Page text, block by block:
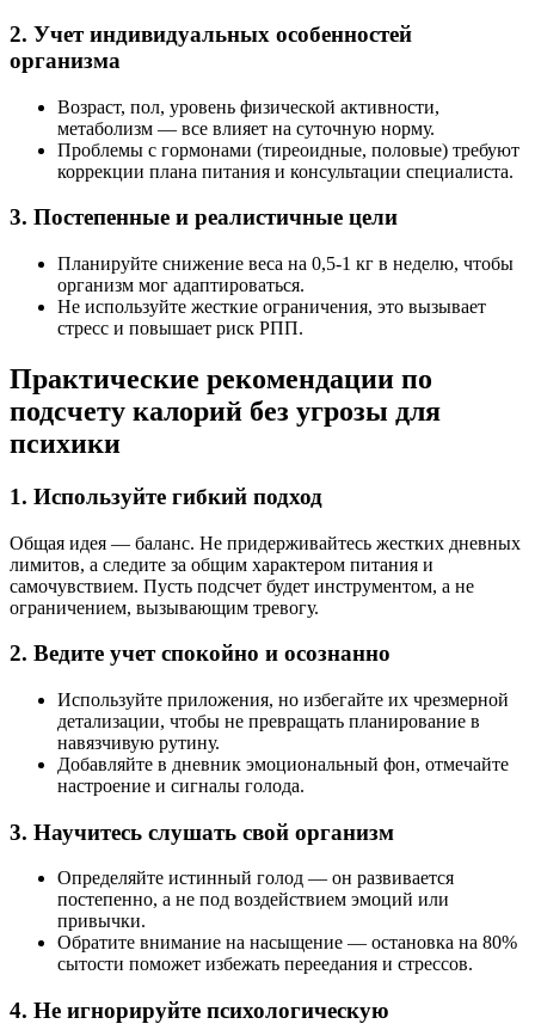
2. Учет индивидуальных особенностей
организма
Возраст, пол, уровень физической активности,
метаболизм — все влияет на суточную норму.
Проблемы с гормонами (тиреоидные, половые) требуют
коррекции плана питания и консультации специалиста.
3. Постепенные и реалистичные цели
Планируйте снижение веса на 0,5-1 кг в неделю, чтобы
организм мог адаптироваться.
Не используйте жесткие ограничения, это вызывает
стресс и повышает риск РПП.
Практические рекомендации по
подсчету калорий без угрозы для
психики
1. Используйте гибкий подход
Общая идея — баланс. Не придерживайтесь жестких дневных
лимитов, а следите за общим характером питания и
самочувствием. Пусть подсчет будет инструментом, а не
ограничением, вызывающим тревогу.
2. Ведите учет спокойно и осознанно
Используйте приложения, но избегайте их чрезмерной
детализации, чтобы не превращать планирование в
навязчивую рутину.
Добавляйте в дневник эмоциональный фон, отмечайте
настроение и сигналы голода.
3. Научитесь слушать свой организм
Определяйте истинный голод — он развивается
постепенно, а не под воздействием эмоций или
привычки.
Обратите внимание на насыщение — остановка на 80%
сытости поможет избежать переедания и стрессов.
4. Не игнорируйте психологическую